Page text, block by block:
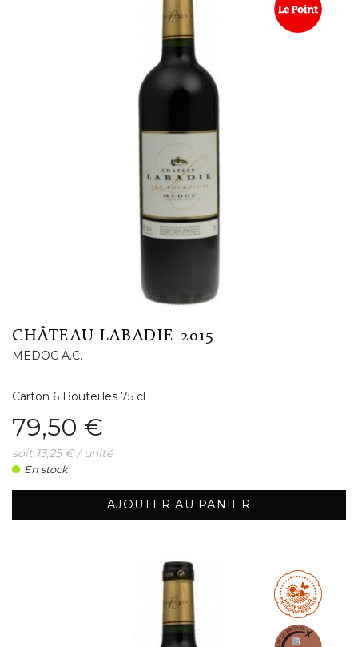
CHÂTEAU LABADIE 2015
MEDOC A.C.
Carton 6 Bouteilles 75 cl
Prix
79,50 €
soit 13,25 € / unité
En stock
AJOUTER AU PANIER